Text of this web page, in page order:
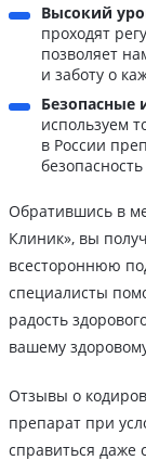
Высокий
проходят
позволяет
и заботу о
Безопасные
используем
в России
Обратившись в
Клиник», вы
всестороннюю
специалисты
радость
вашему
Отзывы о
препарат при
справиться даже